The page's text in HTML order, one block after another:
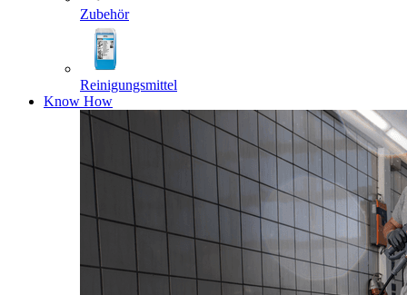
Zubehör
Reinigungsmittel
Know How